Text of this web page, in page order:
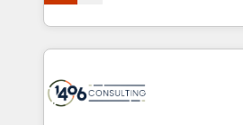
Award for Best Website 🌟
Europe, with teams across 7
we combine local insight with
help businesses grow through
500+ HubSpot implementations,